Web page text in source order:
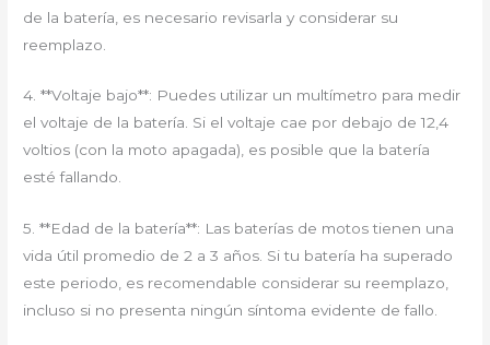
de la batería, es necesario revisarla y considerar su
reemplazo.
4. **Voltaje bajo**: Puedes utilizar un multímetro para medir
el voltaje de la batería. Si el voltaje cae por debajo de 12,4
voltios (con la moto apagada), es posible que la batería
esté fallando.
5. **Edad de la batería**: Las baterías de motos tienen una
vida útil promedio de 2 a 3 años. Si tu batería ha superado
este periodo, es recomendable considerar su reemplazo,
incluso si no presenta ningún síntoma evidente de fallo.